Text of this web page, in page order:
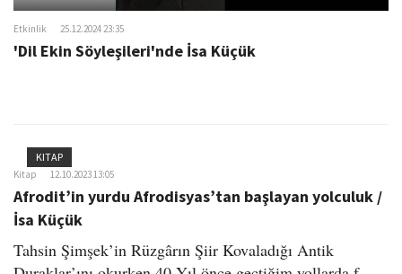
Etkinlik 25.12.2024 23:35
'Dil Ekin Söyleşileri'nde İsa Küçük
KITAP
Kitap 12.10.2023 13:05
Afrodit’in yurdu Afrodisyas’tan başlayan yolculuk /
İsa Küçük
Tahsin Şimşek’in Rüzgârın Şiir Kovaladığı Antik